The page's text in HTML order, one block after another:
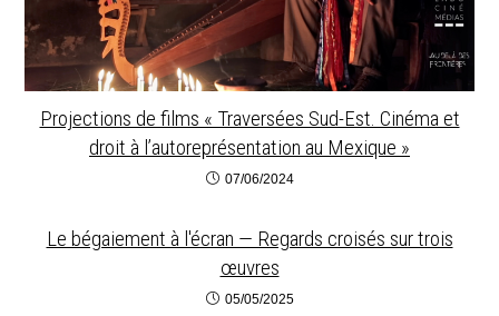
Projections de films « Traversées Sud-Est. Cinéma et
droit à l’autoreprésentation au Mexique »
07/06/2024
Le bégaiement à l'écran — Regards croisés sur trois
œuvres
05/05/2025